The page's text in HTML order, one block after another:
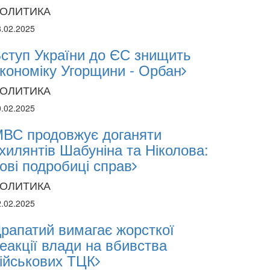
лякає громадян погіршенням
мобілізації поліціянтів на війну
України до ЄС знищить
Угорщини - Орбан
продовжує доганяти
Шабуніна та Ніколова:
подробиці справ
вимагає жорсткої
влади на вбивства
ТЦК